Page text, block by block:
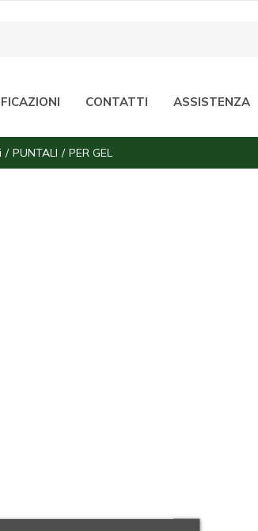
CONTATTI ASSISTENZA
PUNTALI PER GEL